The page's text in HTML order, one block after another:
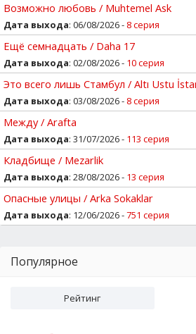
Возможно любовь / Muhtemel Ask
Дата выхода: 06/08/2026 - 8 серия
Ещё семнадцать / Daha 17
Дата выхода: 02/08/2026 - 10 серия
Это всего лишь Стамбул / Altı Ustu
Дата выхода: 03/08/2026 - 8 серия
Между / Arafta
Дата выхода: 31/07/2026 - 113 серия
Кладбище / Mezarlik
Дата выхода: 28/08/2026 - 13 серия
Опасные улицы / Arka Sokaklar
Дата выхода: 12/06/2026 -751 серия
Популярное
Рейтинг